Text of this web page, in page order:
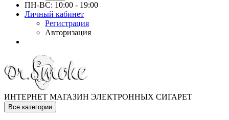
ПН-ВС: 10:00 - 19:00
Личный кабинет
Регистрация
Авторизация
ИНТЕРНЕТ МАГАЗИН ЭЛЕКТРОННЫХ СИГАРЕТ
Все категории